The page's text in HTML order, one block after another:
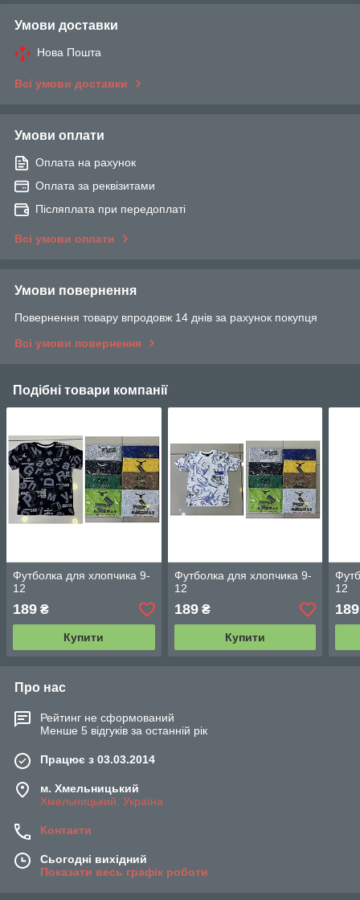
Умови доставки
Нова Пошта
Всі умови доставки
Умови оплати
Оплата на рахунок
Оплата за реквізитами
Післяплата при передоплаті
Всі умови оплати
Умови повернення
Повернення товару впродовж 14 днів за рахунок покупця
Всі умови повернення
Подібні товари компанії
Футболка для хлопчика 9-
12
189 ₴
Купити
Футболка для хлопчика 9-
12
189₴
Купити
12
189
Про нас
Рейтинг не сформований
Менше 5 відгуків за останній рік
Працює з 03.03.2014
м. Хмельницький
Хмельницький, Україна
Контакти
Сьогодні вихідний
Показати весь графік роботи